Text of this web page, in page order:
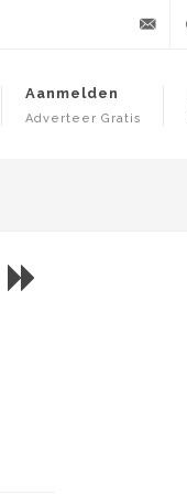
Aanmelden
Adverteer Gratis